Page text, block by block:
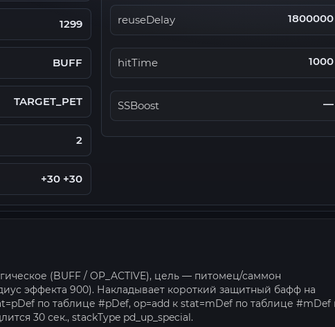
1299
BUFF
TARGET_PET
2
+30 +30
reuseDelay 1800000
hitTime 1000
SSBoost —
(BUFF / OP_ACTIVE), цель — питомец/саммон
эффекта 900). Накладывает короткий защитный бафф на
по таблице #pDef, op=add к stat=mDef по таблице #mDef
30 сек., stackType pd_up_special.